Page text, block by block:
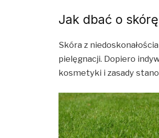
Jak dbać o
Skóra z
pielęgnacji. Dopiero
kosmetyki i zasady